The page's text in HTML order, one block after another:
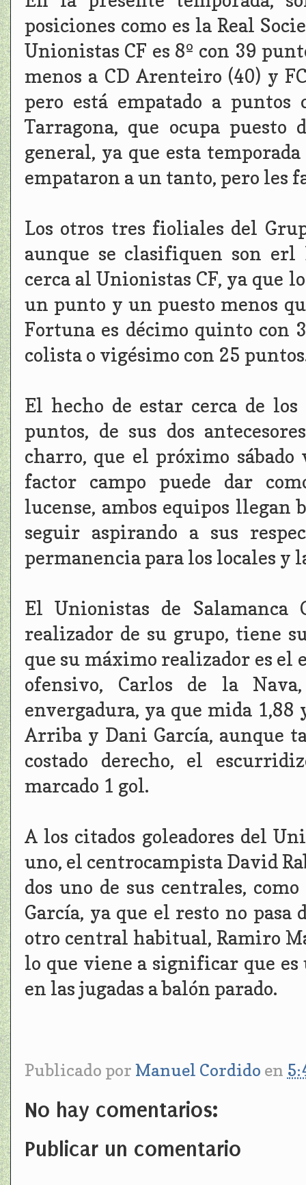
posiciones como es la Real
Unionistas CF es 8º con 39
menos a CD Arenteiro (40) y
pero está empatado a
Tarragona, que ocupa
general, ya que esta
empataron a un tanto, pero les
Los otros tres fioliales del
aunque se clasifiquen son
cerca al Unionistas CF, ya que
un punto y un puesto menos
Fortuna es décimo quinto con
colista o vigésimo con 25
El hecho de estar cerca de
puntos, de sus dos
charro, que el próximo
factor campo puede dar
lucense, ambos equipos llegan
seguir aspirando a sus
permanencia para los locales y
El Unionistas de
realizador de su grupo, tiene
que su máximo realizador es el
ofensivo, Carlos de la
envergadura, ya que mida
Arriba y Dani García, aunque
costado derecho, el
marcado 1 gol.
A los citados goleadores del
uno, el centrocampista David
dos uno de sus centrales,
García, ya que el resto no pasa
otro central habitual, Ramiro
lo que viene a significar que
en las jugadas a balón parado.
Publicado por Manuel Cordido en
No hay comentarios:
Publicar un comentario